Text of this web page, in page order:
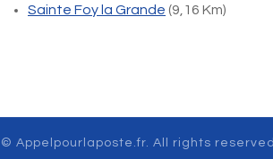
Sainte Foy la Grande (9,16 Km)
© Appelpourlaposte.fr. All rights